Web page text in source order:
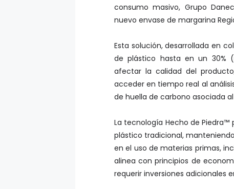
consumo masivo, Grupo
nuevo envase de margarina
Esta solución, desarrollada en
de plástico hasta en un 30%
afectar la calidad del
acceder en tiempo real al
de huella de carbono asociada
La tecnología Hecho de
plástico tradicional,
en el uso de materias primas,
alinea con principios de
requerir inversiones adicionales